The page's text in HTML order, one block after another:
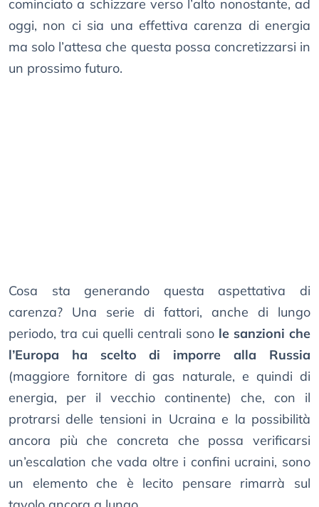
cominciato a schizzare verso l’alto nonostante, ad
oggi, non ci sia una effettiva carenza di energia
ma solo l’attesa che questa possa concretizzarsi in
un prossimo futuro.
Cosa sta generando questa aspettativa di
carenza? Una serie di fattori, anche di lungo
periodo, tra cui quelli centrali sono le sanzioni che
l’Europa ha scelto di imporre alla Russia
(maggiore fornitore di gas naturale, e quindi di
energia, per il vecchio continente) che, con il
protrarsi delle tensioni in Ucraina e la possibilità
ancora più che concreta che possa verificarsi
un’escalation che vada oltre i confini ucraini, sono
un elemento che è lecito pensare rimarrà sul